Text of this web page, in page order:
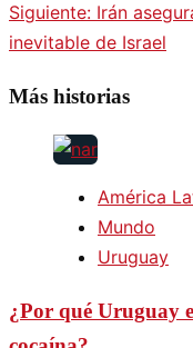
de
entradas
Siguiente: Irán
inevitable de Israel
Más historias
América
Mundo
Uruguay
¿Por qué Uruguay